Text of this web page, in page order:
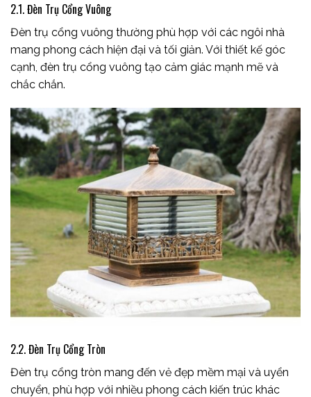
2.1. Đèn Trụ Cổng Vuông
Đèn trụ cổng vuông thường phù hợp với các ngôi nhà
mang phong cách hiện đại và tối giản. Với thiết kế góc
cạnh, đèn trụ cổng vuông tạo cảm giác mạnh mẽ và
chắc chắn.
2.2. Đèn Trụ Cổng Tròn
Đèn trụ cổng tròn mang đến vẻ đẹp mềm mại và uyển
chuyển, phù hợp với nhiều phong cách kiến trúc khác